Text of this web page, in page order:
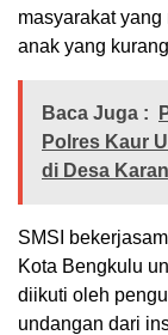
masyarakat
anak yang
Baca Juga :
Polres Kaur
di Desa
SMSI
Kota Bengkulu
diikuti oleh
undangan dari